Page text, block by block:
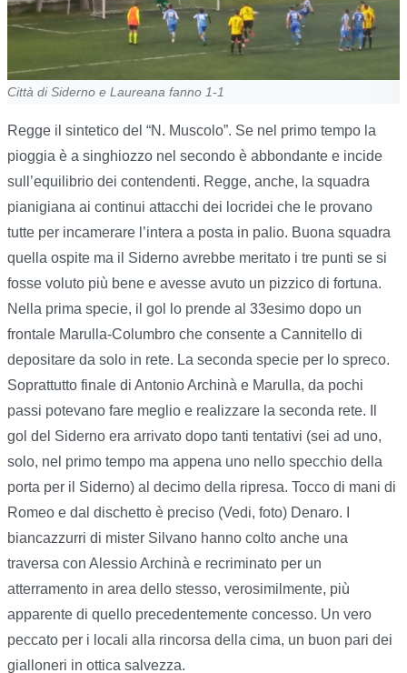
Città di Siderno e Laureana fanno 1-1
Regge il sintetico del “N. Muscolo”. Se nel primo tempo la
pioggia è a singhiozzo nel secondo è abbondante e incide
sull’equilibrio dei contendenti. Regge, anche, la squadra
pianigiana ai continui attacchi dei locridei che le provano
tutte per incamerare l’intera a posta in palio. Buona squadra
quella ospite ma il Siderno avrebbe meritato i tre punti se si
fosse voluto più bene e avesse avuto un pizzico di fortuna.
Nella prima specie, il gol lo prende al 33esimo dopo un
frontale Marulla-Columbro che consente a Cannitello di
depositare da solo in rete. La seconda specie per lo spreco.
Soprattutto finale di Antonio Archinà e Marulla, da pochi
passi potevano fare meglio e realizzare la seconda rete. Il
gol del Siderno era arrivato dopo tanti tentativi (sei ad uno,
solo, nel primo tempo ma appena uno nello specchio della
porta per il Siderno) al decimo della ripresa. Tocco di mani di
Romeo e dal dischetto è preciso (Vedi, foto) Denaro. I
biancazzurri di mister Silvano hanno colto anche una
traversa con Alessio Archinà e recriminato per un
atterramento in area dello stesso, verosimilmente, più
apparente di quello precedentemente concesso. Un vero
peccato per i locali alla rincorsa della cima, un buon pari dei
gialloneri in ottica salvezza.